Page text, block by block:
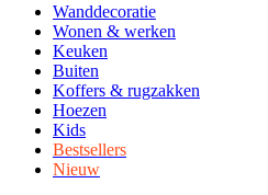
Wanddecoratie
Wonen & werken
Keuken
Buiten
Koffers & rugzakken
Hoezen
Kids
Bestsellers
Nieuw